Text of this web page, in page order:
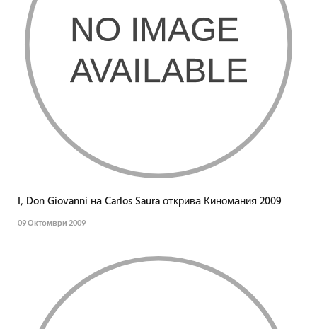
I, Don Giovanni на Carlos Saura открива Киномания 2009
09 Октомври 2009